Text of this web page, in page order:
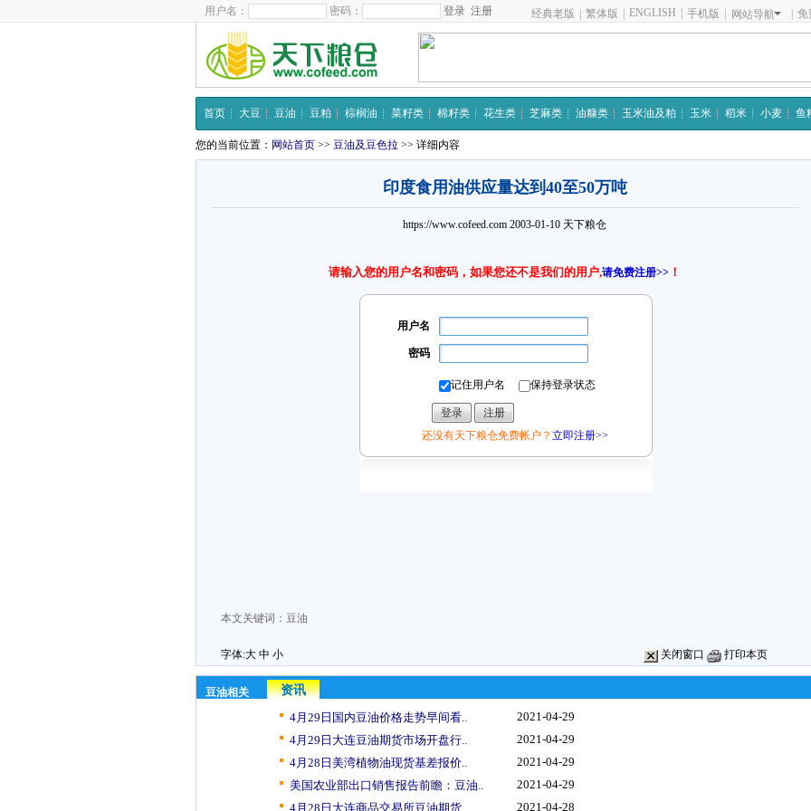
用户名： 密码： 注册 经典老版 繁体版 ENGLISH 手机版 网站导航 免
首页 大豆 豆油 豆粕 棕榈油 菜籽类 棉籽类 花生类 芝麻类 油糠类 玉米油及粕 玉米 稻米 小麦 鱼
您的当前位置： 网站首页 >> 豆油及豆色拉 >> 详细内容
印度食用油供应量达到40至50万吨
https://www.cofeed.com 2003-01-10 天下粮仓
请输入您的用户名和密码，如果您还不是我们的用户,请免费注册>> ！
用户名
密码
记住用户名 保持登录状态
还没有天下粮仓免费帐户？ 立即注册>>
本文关键词： 豆油
字体:大 中 小 关闭窗口 打印本页
豆油相关
资讯
4月29日国内豆油价格走势早间看..
2021-04-29
4月29日大连豆油期货市场开盘行..
2021-04-29
4月28日美湾植物油现货基差报价..
2021-04-29
美国农业部出口销售报告前瞻：豆油..
2021-04-29
4月28日大连商品交易所豆油期货..
2021-04-28